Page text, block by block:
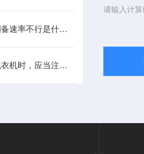
混合制粒机制备速率不行是什么原因
在操作制粒包衣机时，应当注意以下几点
请输入计